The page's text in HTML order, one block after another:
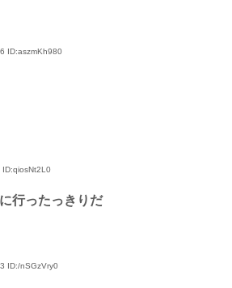
ID:aszmKh980
ID:qiosNt2L0
行ったっきりだ
ID:/nSGzVry0